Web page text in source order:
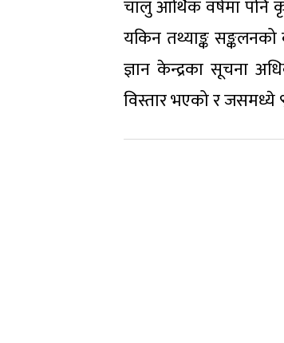
चालु आर्थिक वर्षमा
यकिन तथ्याङ्क
ज्ञान केन्द्रका सूचना
विस्तार भएको र जसमध्ये